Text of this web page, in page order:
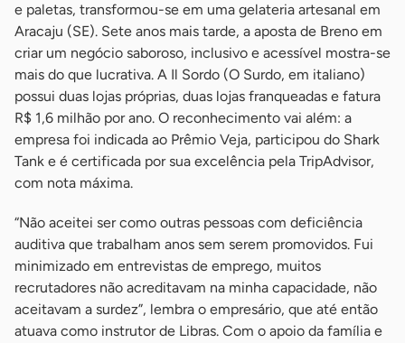
e paletas, transformou-se em uma gelateria artesanal em
Aracaju (SE). Sete anos mais tarde, a aposta de Breno em
criar um negócio saboroso, inclusivo e acessível mostra-se
mais do que lucrativa. A Il Sordo (O Surdo, em italiano)
possui duas lojas próprias, duas lojas franqueadas e fatura
R$ 1,6 milhão por ano. O reconhecimento vai além: a
empresa foi indicada ao Prêmio Veja, participou do Shark
Tank e é certificada por sua excelência pela TripAdvisor,
com nota máxima.
“Não aceitei ser como outras pessoas com deficiência
auditiva que trabalham anos sem serem promovidos. Fui
minimizado em entrevistas de emprego, muitos
recrutadores não acreditavam na minha capacidade, não
aceitavam a surdez”, lembra o empresário, que até então
atuava como instrutor de Libras. Com o apoio da família e